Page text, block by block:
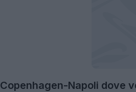
Copenhagen-Napoli dove